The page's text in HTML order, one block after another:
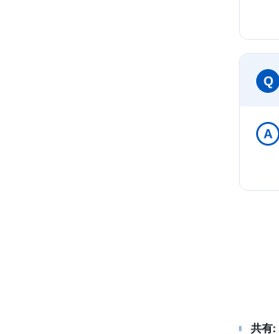
Q
A
共有: